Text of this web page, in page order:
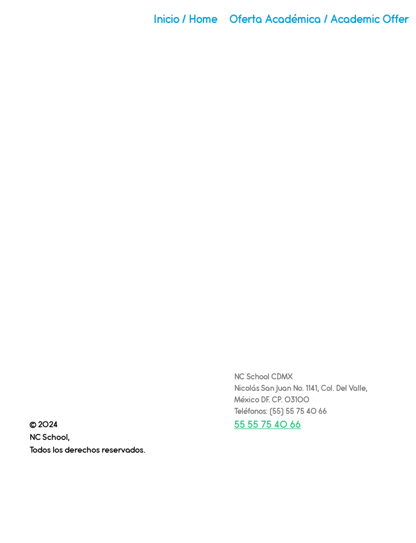
Inicio / Home Oferta Académica / Academic Offer
© 2024
NC School,
Todos los derechos reservados.
NC School CDMX
Nicolás San Juan No. 1141, Col. Del Valle,
México DF. CP. 03100
Teléfonos: (55) 55 75 40 66
55 55 75 40 66